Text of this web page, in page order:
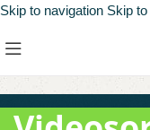
Skip to navigation Skip